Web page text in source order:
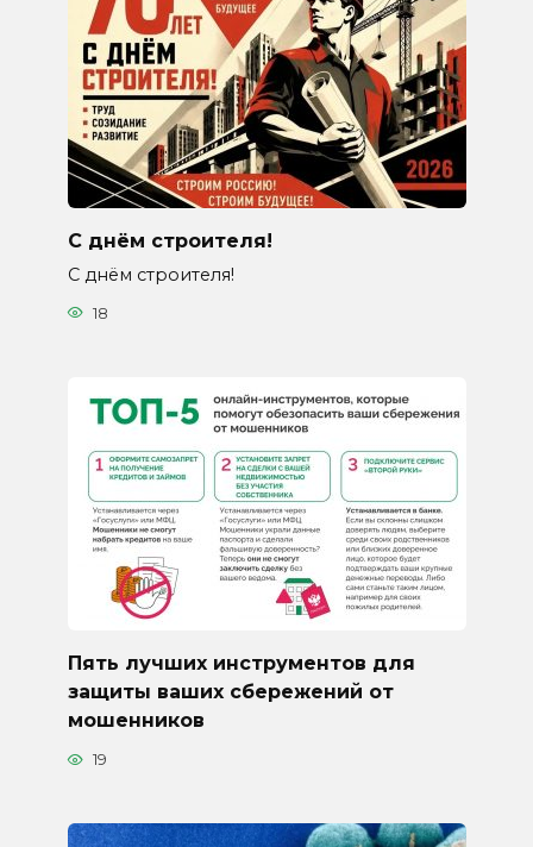
С днём строителя!
С днём строителя!
18
Пять лучших инструментов для
защиты ваших сбережений от
мошенников
19